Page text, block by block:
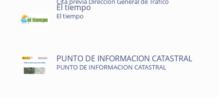
El tiempo
El tiempo
PUNTO DE INFORMACION CATASTRAL
PUNTO DE INFORMACION CATASTRAL